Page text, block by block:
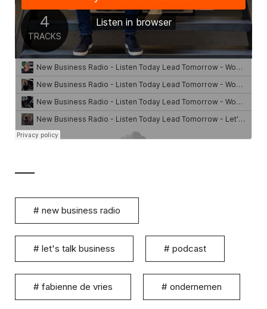
# new business radio
# let's talk business # podcast
# fabienne de vries # ondernemen